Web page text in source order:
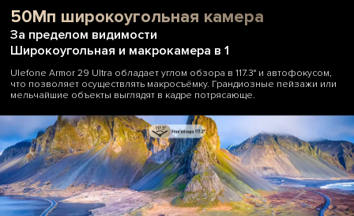
50Мп широкоугольная камера
За пределом видимости
Широкоугольная и макрокамера в 1
Ulefone Armor 29 Ultra обладает углом обзора в 117.3° и автофокусом,
что позволяет осуществлять макросъёмку. Грандиозные пейзажи или
мельчайшие объекты выглядят в кадре потрясающе.